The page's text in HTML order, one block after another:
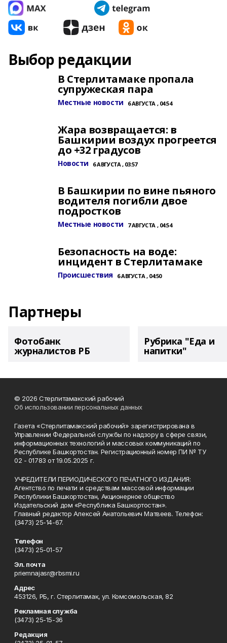
Выбор редакции
В Стерлитамаке пропала
супружеская пара
Местные новости 6 АВГУСТА , 04:54
Жара возвращается: в
Башкирии воздух прогреется
до +32 градусов
Новости 6 АВГУСТА , 03:57
В Башкирии по вине пьяного
водителя погибли двое
подростков
Местные новости 7 АВГУСТА , 04:54
Безопасность на воде:
инцидент в Стерлитамаке
Происшествия 6 АВГУСТА , 04:50
Партнеры
Фотобанк
журналистов РБ
Рубрика "Еда и
напитки"
© 2026 Стерлитамакский рабочий
Об использовании персональных данных
Газета «Стерлитамакский рабочий» зарегистрирована в
Управлении Федеральной службы по надзору в сфере связи,
информационных технологий и массовых коммуникаций по
Республике Башкортостан. Регистрационный номер ПИ № ТУ
02 - 01783 от 19.05.2025 г.
УЧРЕДИТЕЛИ ПЕРИОДИЧЕСКОГО ПЕЧАТНОГО ИЗДАНИЯ:
Агентство по печати и средствам массовой информации
Республики Башкортостан, Акционерное общество
Издательский дом «Республика Башкортостан».
Главный редактор Алексей Анатольевич Матвеев. Телефон:
(3473) 25-14-67.
Телефон
(3473) 25-01-57
Эл. почта
priemnajasr@rbsmi.ru
Адрес
453126, РБ, г. Стерлитамак, ул. Комсомольская, 82
Рекламная служба
(3473) 25-15-36
Редакция